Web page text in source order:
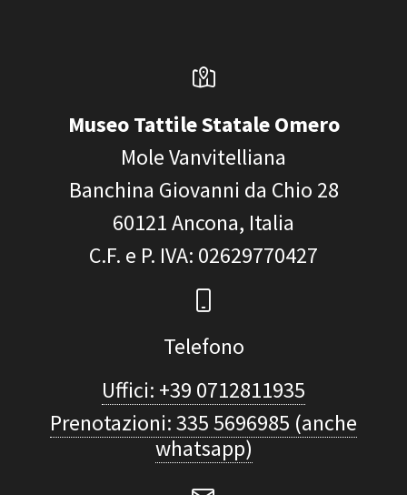
Museo Tattile Statale Omero
Mole Vanvitelliana
Banchina Giovanni da Chio 28
60121Ancona, Italia
C.F. e P. IVA: 02629770427
Telefono
Uffici: +39 0712811935
Prenotazioni: 335 5696985 (anche
whatsapp)